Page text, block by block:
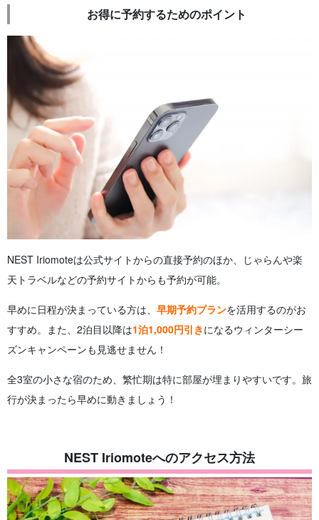
お得に予約するためのポイント
NEST Iriomoteは公式サイトからの直接予約のほか、じゃらんや楽
天トラベルなどの予約サイトからも予約が可能。
早めに日程が決まっている方は、 早期予約プランを活用するのがお
すすめ。また、2泊目以降は1泊1,000円引きになるウィンターシー
ズンキャンペーンも見逃せません！
全3室の小さな宿のため、繁忙期は特に部屋が埋まりやすいです。旅
行が決まったら早めに動きましょう！
NEST Iriomoteへのアクセス方法